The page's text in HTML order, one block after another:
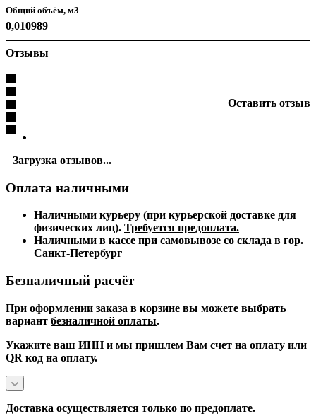
Общий объём, м3
0,010989
Отзывы
Оставить отзыв
Загрузка отзывов...
Оплата наличными
Наличными курьеру (при курьерской доставке для
физических лиц). Требуется предоплата.
Наличными в кассе при самовывозе со склада в гор.
Санкт-Петербург
Безналичный расчёт
При оформлении заказа в корзине вы можете выбрать
вариант безналичной оплаты.
Укажите ваш ИНН и мы пришлем Вам счет на оплату или
QR код на оплату.
Доставка осуществляется только по предоплате.